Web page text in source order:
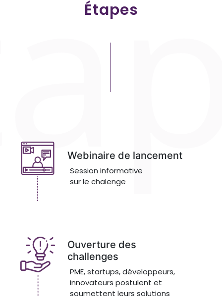
Étapes
Webinaire de lancement
Session informative
sur le chalenge
Ouverture des
challenges
PME, startups, développeurs,
innovateurs postulent et
soumettent leurs solutions